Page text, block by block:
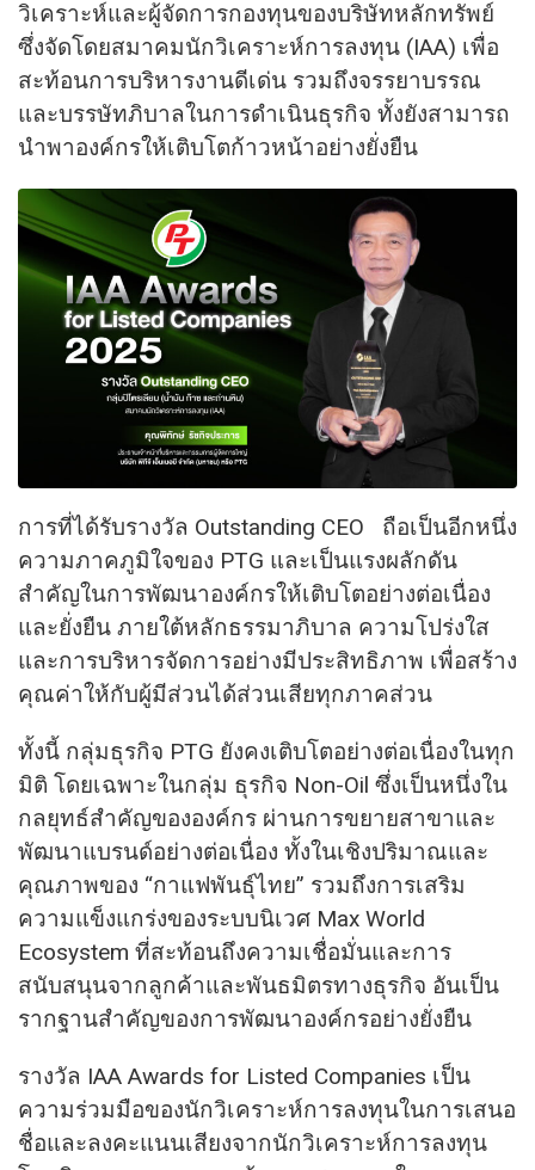
วิเคราะห์และผู้จัดการกองทุนของบริษัทหลักทรัพย์
ซึ่งจัดโดยสมาคมนักวิเคราะห์การลงทุน (IAA) เพื่อ
สะท้อนการบริหารงานดีเด่น รวมถึงจรรยาบรรณ
และบรรษัทภิบาลในการดำเนินธุรกิจ ทั้งยังสามารถ
นำพาองค์กรให้เติบโตก้าวหน้าอย่างยั่งยืน
การที่ได้รับรางวัล Outstanding CEO ถือเป็นอีกหนึ่ง
ความภาคภูมิใจของ PTG และเป็นแรงผลักดัน
สำคัญในการพัฒนาองค์กรให้เติบโตอย่างต่อเนื่อง
และยั่งยืน ภายใต้หลักธรรมาภิบาล ความโปร่งใส
และการบริหารจัดการอย่างมีประสิทธิภาพ เพื่อสร้าง
คุณค่าให้กับผู้มีส่วนได้ส่วนเสียทุกภาคส่วน
ทั้งนี้ กลุ่มธุรกิจ PTG ยังคงเติบโตอย่างต่อเนื่องในทุก
มิติ โดยเฉพาะในกลุ่ม ธุรกิจ Non-Oil ซึ่งเป็นหนึ่งใน
กลยุทธ์สำคัญขององค์กร ผ่านการขยายสาขาและ
พัฒนาแบรนด์อย่างต่อเนื่อง ทั้งในเชิงปริมาณและ
คุณภาพของ “กาแฟพันธุ์ไทย” รวมถึงการเสริม
ความแข็งแกร่งของระบบนิเวศ Max World
Ecosystem ที่สะท้อนถึงความเชื่อมั่นและการ
สนับสนุนจากลูกค้าและพันธมิตรทางธุรกิจ อันเป็น
รากฐานสำคัญของการพัฒนาองค์กรอย่างยั่งยืน
รางวัล IAA Awards for Listed Companies เป็น
ความร่วมมือของนักวิเคราะห์การลงทุนในการเสนอ
ชื่อและลงคะแนนเสียงจากนักวิเคราะห์การลงทุน